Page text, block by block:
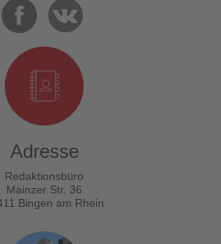
Adresse
Redaktionsbüro
Mainzer Str. 36
Bingen am Rhein